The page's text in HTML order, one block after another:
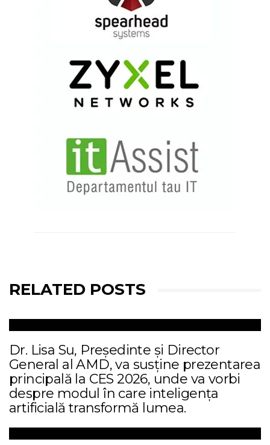
RELATED POSTS
Dr. Lisa Su, Președinte și Director
General al AMD, va susține prezentarea
principală la CES 2026, unde va vorbi
despre modul în care inteligența
artificială transformă lumea.